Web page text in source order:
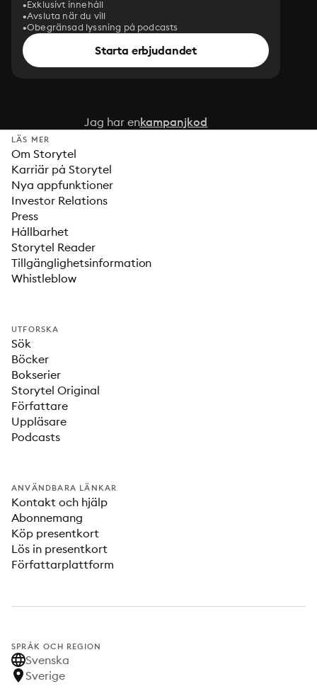
Exklusivt innehåll
Avsluta när du vill
Obegränsad lyssning på podcasts
Starta erbjudandet
Jag har enkampanjkod
LÄS MER
Om Storytel
Karriär på Storytel
Nya appfunktioner
Investor Relations
Press
Hållbarhet
Storytel Reader
Tillgänglighetsinformation
Whistleblow
UTFORSKA
Sök
Böcker
Bokserier
Storytel Original
Författare
Uppläsare
Podcasts
ANVÄNDBARA LÄNKAR
Kontakt och hjälp
Abonnemang
Köp presentkort
Lös in presentkort
Författarplattform
SPRÅK OCH REGION
Svenska
Sverige